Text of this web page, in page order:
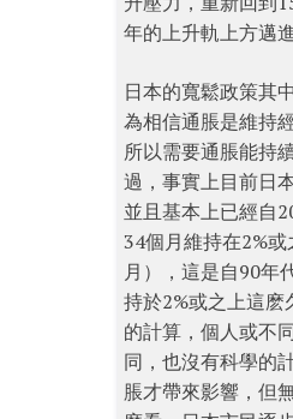
年的上升軌上方邁進
日本的寬鬆政策其
為相信通脹是維持
所以需要通脹能持
過，事實上目前日
並且基本上已經自
34個月維持在2%
月），這是自90年
持於2%或之上這麽
的計算，個人或不
同，也沒有科學的
脹才帶來影響，但